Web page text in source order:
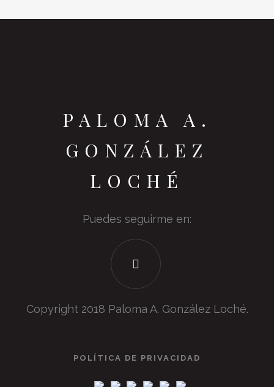
PALOMA A.
GONZÁLEZ
LOCHÉ
Puedes seguirme en:
Copyright 2018 Paloma A. González Loché.
POLÍTICA DE PRIVACIDAD